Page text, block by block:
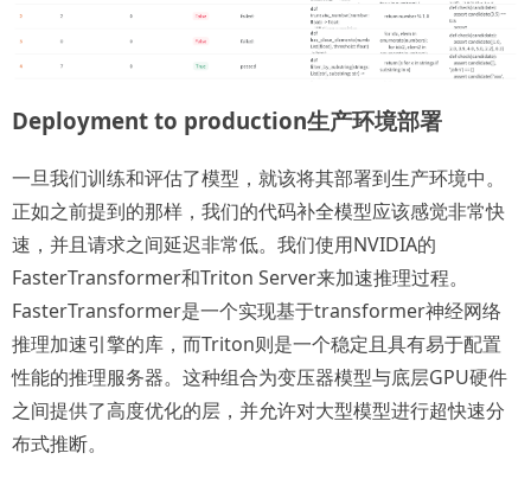
Deployment to production生产环境部署
一旦我们训练和评估了模型，就该将其部署到生产环境中。
正如之前提到的那样，我们的代码补全模型应该感觉非常快
速，并且请求之间延迟非常低。我们使用NVIDIA的
FasterTransformer和Triton Server来加速推理过程。
FasterTransformer是一个实现基于transformer神经网络
推理加速引擎的库，而Triton则是一个稳定且具有易于配置
性能的推理服务器。这种组合为变压器模型与底层GPU硬件
之间提供了高度优化的层，并允许对大型模型进行超快速分
布式推断。